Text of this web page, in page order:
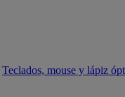
Teclados, mouse y lápiz